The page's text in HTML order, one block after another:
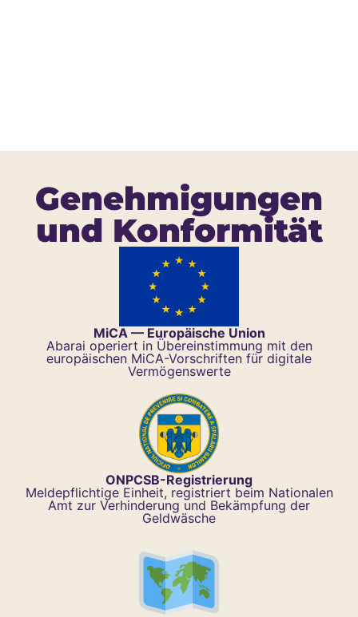
Genehmigungen
und Konformität
MiCA — Europäische Union
Abarai operiert in Übereinstimmung mit den
europäischen MiCA-Vorschriften für digitale
Vermögenswerte
ONPCSB-Registrierung
Meldepflichtige Einheit, registriert beim Nationalen
Amt zur Verhinderung und Bekämpfung der
Geldwäsche